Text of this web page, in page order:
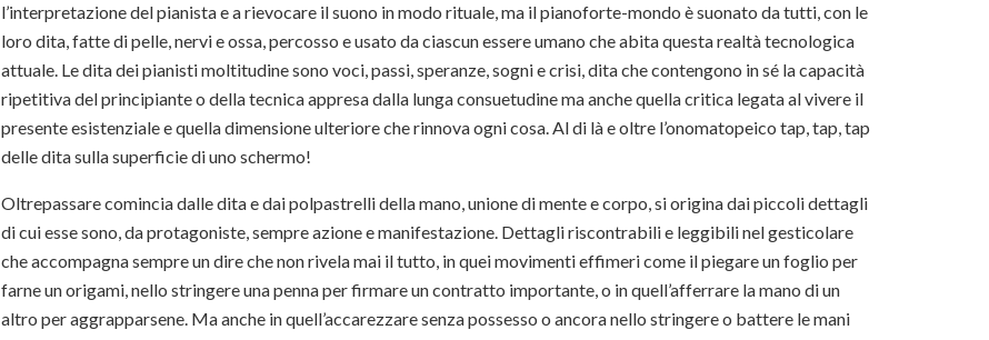
l’interpretazione del pianista e a rievocare il suono in modo rituale, ma il pianoforte-mondo è suonato da tutti, con le
loro dita, fatte di pelle, nervi e ossa, percosso e usato da ciascun essere umano che abita questa realtà tecnologica
attuale. Le dita dei pianisti moltitudine sono voci, passi, speranze, sogni e crisi, dita che contengono in sé la capacità
ripetitiva del principiante o della tecnica appresa dalla lunga consuetudine ma anche quella critica legata al vivere il
presente esistenziale e quella dimensione ulteriore che rinnova ogni cosa. Al di là e oltre l’onomatopeico tap, tap, tap
delle dita sulla superficie di uno schermo!
Oltrepassare comincia dalle dita e dai polpastrelli della mano, unione di mente e corpo, si origina dai piccoli dettagli
di cui esse sono, da protagoniste, sempre azione e manifestazione. Dettagli riscontrabili e leggibili nel gesticolare
che accompagna sempre un dire che non rivela mai il tutto, in quei movimenti effimeri come il piegare un foglio per
farne un origami, nello stringere una penna per firmare un contratto importante, o in quell’afferrare la mano di un
altro per aggrapparsene. Ma anche in quell’accarezzare senza possesso o ancora nello stringere o battere le mani